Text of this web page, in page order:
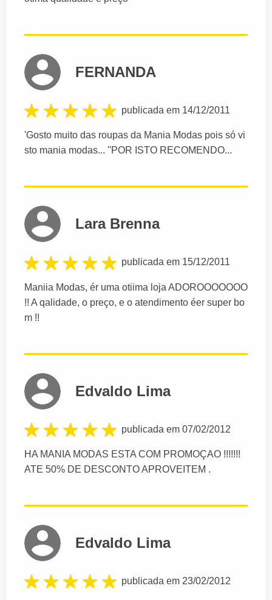
FERNANDA
publicada em 14/12/2011
'Gosto muito das roupas da Mania Modas pois só vi
sto mania modas... ''POR ISTO RECOMENDO...
Lara Brenna
publicada em 15/12/2011
Maniia Modas, ér uma otiima loja ADOROOOOOOO
!! A qalidade, o preço, e o atendimento éer super bo
m !!
Edvaldo Lima
publicada em 07/02/2012
HA MANIA MODAS ESTA COM PROMOÇAO !!!!!!!
ATE 50% DE DESCONTO APROVEITEM .
Edvaldo Lima
publicada em 23/02/2012